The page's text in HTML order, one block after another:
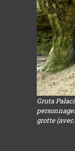
Gruta
grotte